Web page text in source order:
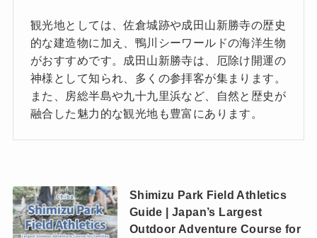
観光地としては、佐倉城跡や成田山新勝寺の歴史
的な建造物に加え、鴨川シーワールドの海洋生物
がおすすめです。成田山新勝寺は、厄除け開運の
神様として知られ、多くの参拝客が集まります。
また、房総半島や九十九里浜など、自然と歴史が
融合した魅力的な観光地も豊富にあります。
Shimizu Park Field Athletics
Guide | Japan’s Largest
Outdoor Adventure Course for